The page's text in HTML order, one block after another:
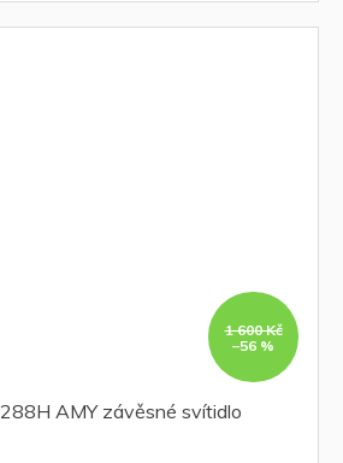
1 600 Kč
–56 %
AMY závěsné svítidlo